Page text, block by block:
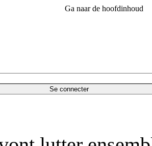
Ga naar de hoofdinhoud
Se connecter